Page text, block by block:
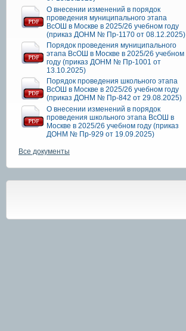
О внесении изменений в порядок
проведения муниципального этапа
ВсОШ в Москве в 2025/26 учебном году
(приказ ДОНМ № Пр-1170 от 08.12.2025)
Порядок проведения муниципального
этапа ВсОШ в Москве в 2025/26 учебном
году (приказ ДОНМ № Пр-1001 от
13.10.2025)
Порядок проведения школьного этапа
ВсОШ в Москве в 2025/26 учебном году
(приказ ДОНМ № Пр-842 от 29.08.2025)
О внесении изменений в порядок
проведения школьного этапа ВсОШ в
Москве в 2025/26 учебном году (приказ
ДОНМ № Пр-929 от 19.09.2025)
Все документы